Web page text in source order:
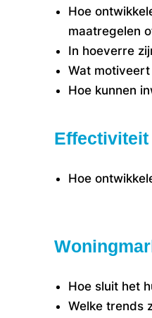
Hoe
maatregelen
In hoeverre
Wat
Hoe kunnen
Hoe
Hoe sluit het
Welke trends